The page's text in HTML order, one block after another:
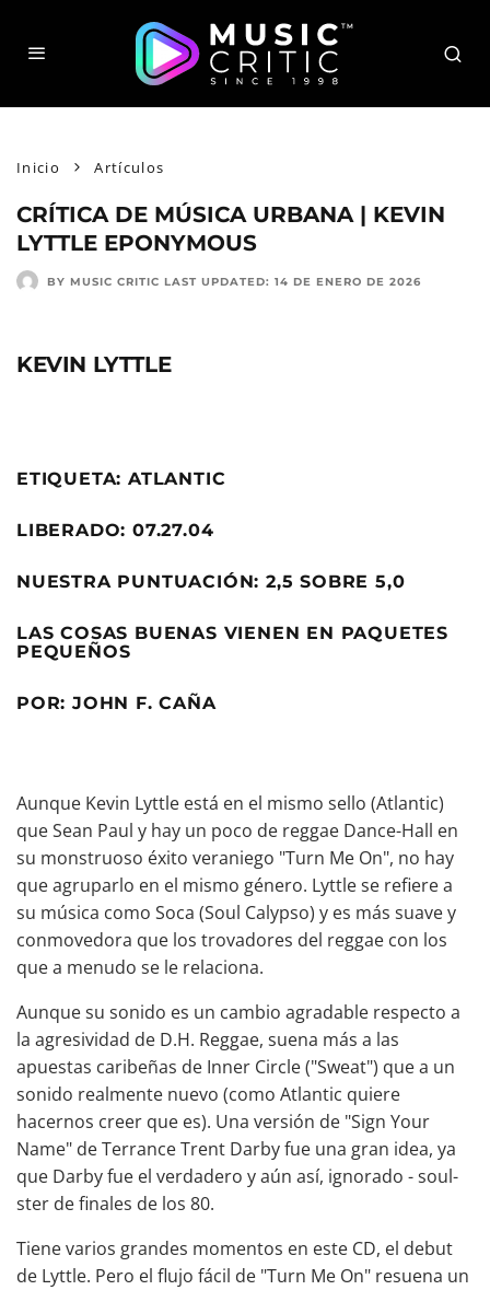
Inicio Artículos
CRÍTICA DE MÚSICA URBANA | KEVIN
LYTTLE EPONYMOUS
BY MUSIC CRITIC LAST UPDATED: 14 DE ENERO DE 2026
KEVIN LYTTLE
ETIQUETA: ATLANTIC
LIBERADO: 07.27.04
NUESTRA PUNTUACIÓN: 2,5 SOBRE 5,0
LAS COSAS BUENAS VIENEN EN PAQUETES
PEQUEÑOS
POR: JOHN F. CAÑA
Aunque Kevin Lyttle está en el mismo sello (Atlantic)
que Sean Paul y hay un poco de reggae Dance-Hall en
su monstruoso éxito veraniego "Turn Me On", no hay
que agruparlo en el mismo género. Lyttle se refiere a
su música como Soca (Soul Calypso) y es más suave y
conmovedora que los trovadores del reggae con los
que a menudo se le relaciona.
Aunque su sonido es un cambio agradable respecto a
la agresividad de D.H. Reggae, suena más a las
apuestas caribeñas de Inner Circle ("Sweat") que a un
sonido realmente nuevo (como Atlantic quiere
hacernos creer que es). Una versión de "Sign Your
Name" de Terrance Trent Darby fue una gran idea, ya
que Darby fue el verdadero y aún así, ignorado - soul-
ster de finales de los 80.
Tiene varios grandes momentos en este CD, el debut
de Lyttle. Pero el flujo fácil de "Turn Me On" resuena un